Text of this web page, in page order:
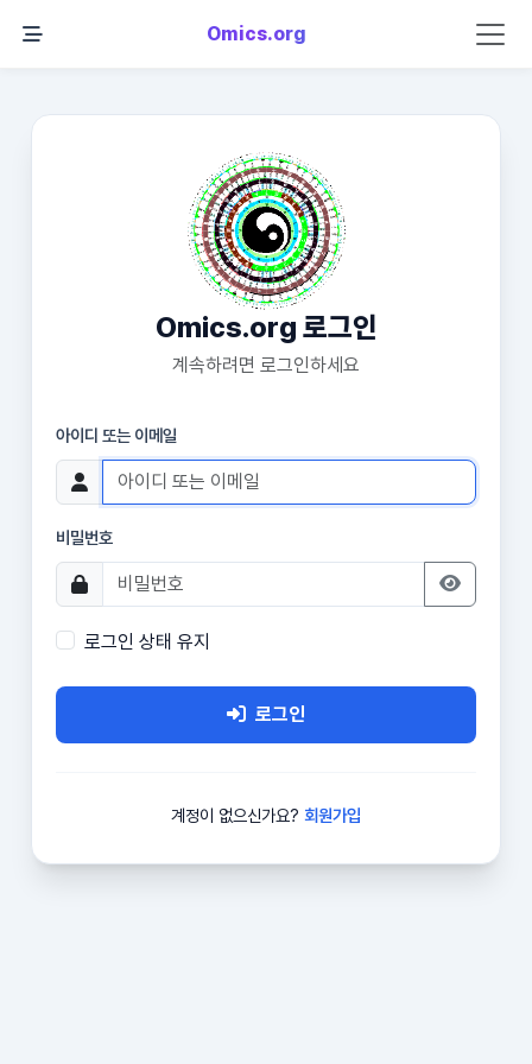
Omics.org
Omics.org 로그인
계속하려면 로그인하세요
아이디 또는 이메일
비밀번호
로그인 상태 유지
로그인
계정이 없으신가요? 회원가입